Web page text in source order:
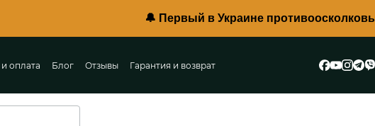
🔔 Первый в Украине противоосколковый
оплата Блог Отзывы
Гарантия и возврат